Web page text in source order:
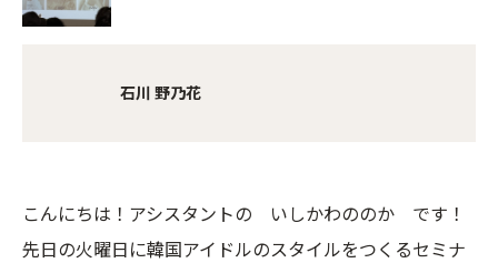
石川 野乃花
こんにちは！アシスタントの いしかわののか です！
先日の火曜日に韓国アイドルのスタイルをつくるセミナ